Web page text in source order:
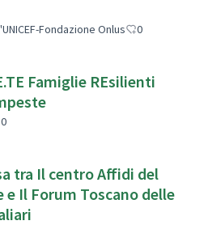
Fondazione Onlus 0
0
tra Il centro Affidi del
e Il Forum Toscano delle